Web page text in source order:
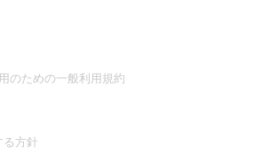
のための一般利用規約
る方針